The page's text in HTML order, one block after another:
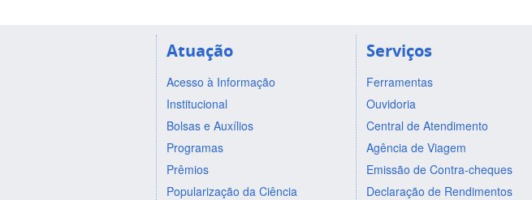
Atuação
Acesso à Informação
Institucional
Bolsas e Auxílios
Programas
Prêmios
Popularização da Ciência
Serviços
Ferramentas
Ouvidoria
Central de Atendimento
Agência de Viagem
Emissão de Contra-cheques
Declaração de Rendimentos